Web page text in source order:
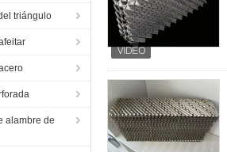
triángulo
alambre de